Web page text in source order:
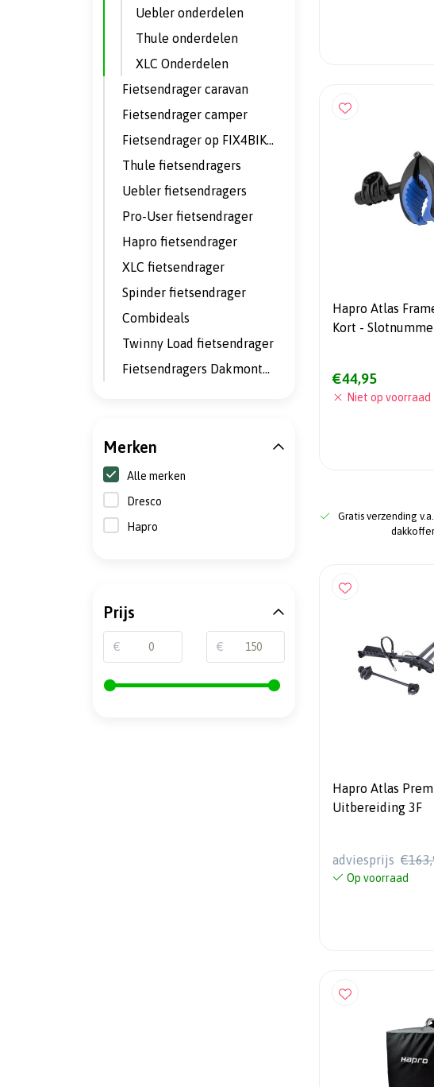
Hapro Atlas
Kort -
€44,95
Niet op voorraad
Gratis verzending
Hapro Atlas
Uitbereiding 3F
adviesprijs
Op voorraad
Uebler onderdelen
Thule onderdelen
XLC Onderdelen
Fietsendrager caravan
Fietsendrager camper
Fietsendrager op FIX4BIKE trekhaak
Thule fietsendragers
Uebler fietsendragers
Pro-User fietsendrager
Hapro fietsendrager
XLC fietsendrager
Spinder fietsendrager
Combideals
Twinny Load fietsendrager
Fietsendragers Dakmontage
Merken
Alle merken
Dresco
Hapro
Prijs
€ €